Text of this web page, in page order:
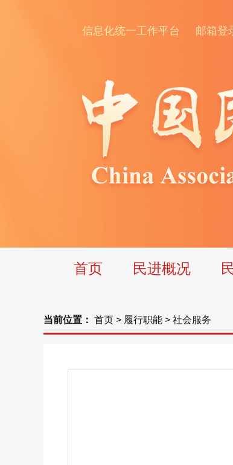
信息化统一工作平台 邮箱登
首页 民进概况
当前位置： 首页 > 履行职能 > 社会服务